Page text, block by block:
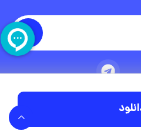
متعلق به شرکت ویوید ویژوال است.